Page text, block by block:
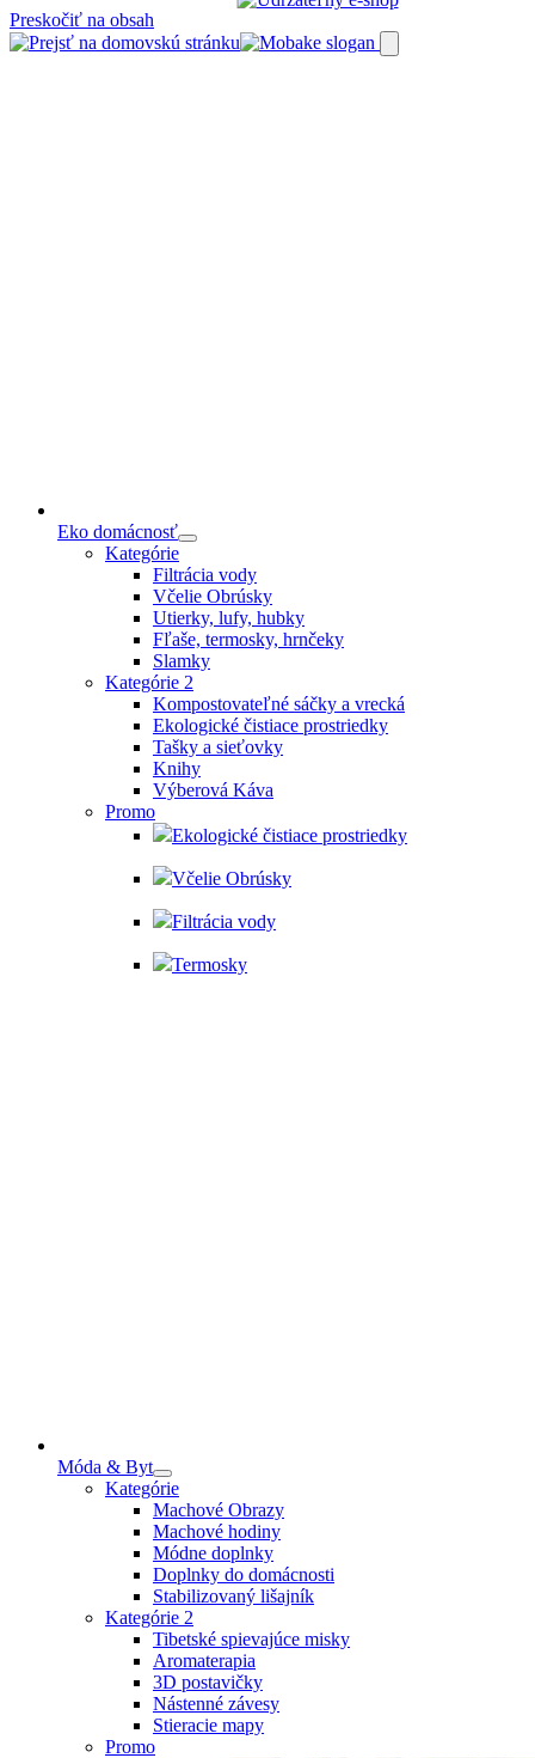
Preskočiť na obsah
Eko domácnosť
Kategórie
Filtrácia vody
Včelie Obrúsky
Utierky, lufy, hubky
Fľaše, termosky, hrnčeky
Slamky
Kategórie 2
Kompostovateľné sáčky a vrecká
Ekologické čistiace prostriedky
Tašky a sieťovky
Knihy
Výberová Káva
Promo
Ekologické čistiace prostriedky
Včelie Obrúsky
Filtrácia vody
Termosky
Móda & Byt
Kategórie
Machové Obrazy
Machové hodiny
Módne doplnky
Doplnky do domácnosti
Stabilizovaný lišajník
Kategórie 2
Tibetské spievajúce misky
Aromaterapia
3D postavičky
Nástenné závesy
Stieracie mapy
Promo